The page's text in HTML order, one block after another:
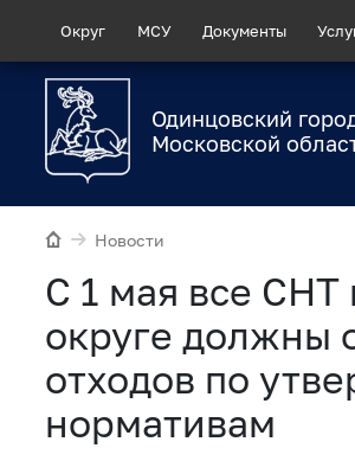
Округ МСУ Документы
Одинцовский
Московской
Новости
С 1 мая все
округе должны
отходов по
нормативам